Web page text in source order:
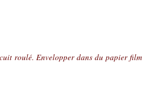
roulé. Envelopper dans du papier